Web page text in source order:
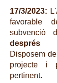
17/3/2023:
favorable
subvenció
després
Disposem
projecte i
pertinent.